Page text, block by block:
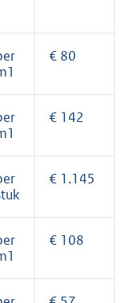
€ 80
€ 142
€ 1.145
€ 108